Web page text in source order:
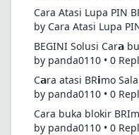
Cara Atasi Lupa PIN
by Cara Atasi Lupa
BEGINI Solusi Car𝗮
by panda0110 • 0
C𝗮ra atasi BR𝗶mo
by panda0110 • 0
Cara buka blokir
by panda0110 • 0